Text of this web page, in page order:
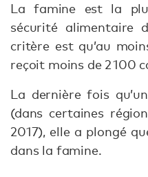
La famine est la
sécurité alimentaire
critère est qu’au
reçoit moins de 2 100
La dernière fois
(dans certaines
2017), elle a plongé
dans la famine.